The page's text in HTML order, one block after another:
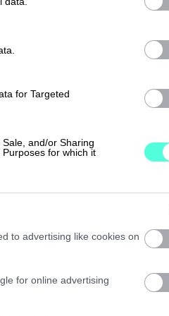
for Targeted
and/or Sharing
for which it
to advertising like cookies on
for online advertising
ja